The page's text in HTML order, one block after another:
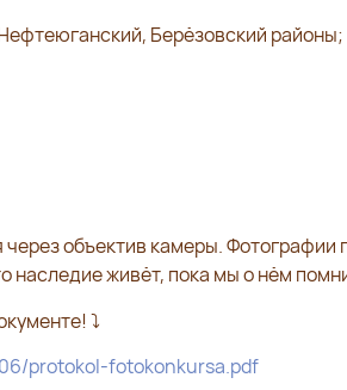
Берёзовский
объектив камеры.
живёт, пока мы о нём
⤵
protokol-fotokonkursa.pdf